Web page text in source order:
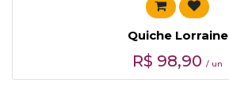
Quiche Lorraine
R$ 98,90 / un